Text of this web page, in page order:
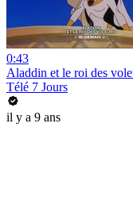
0:43
Aladdin et le roi des
Télé 7 Jours
il y a 9 ans